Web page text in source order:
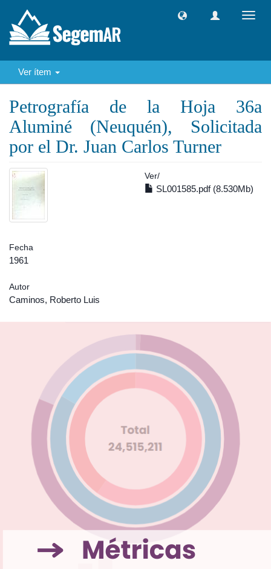
Ver ítem
Petrografía de la Hoja 36a
Aluminé (Neuquén), Solicitada
por el Dr. Juan Carlos Turner
Ver/
SL001585.pdf (8.530Mb)
Fecha
1961
Autor
Caminos, Roberto Luis